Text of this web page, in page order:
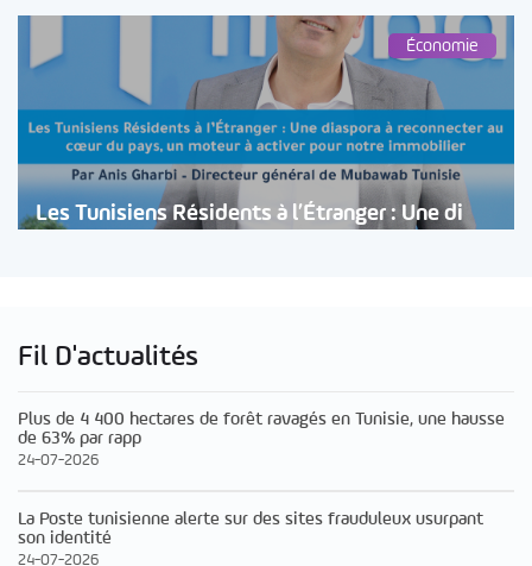
Économie
Les Tunisiens Résidents à l’Étranger : Une di
Fil D'actualités
Plus de 4 400 hectares de forêt ravagés en Tunisie, une hausse
de 63% par rapp
24-07-2026
La Poste tunisienne alerte sur des sites frauduleux usurpant
son identité
24-07-2026